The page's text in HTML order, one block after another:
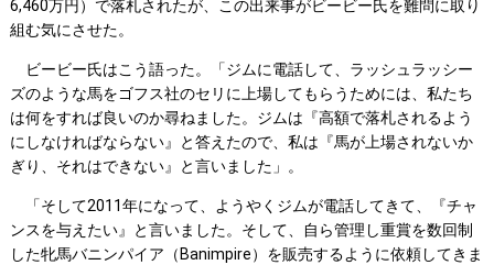
6,460万円）で落札されたが、この出来事がビービー氏を難問に取り
組む気にさせた。
ビービー氏はこう語った。「ジムに電話して、ラッシュラッシー
ズのような馬をゴフス社のセリに上場してもらうためには、私たち
は何をすれば良いのか尋ねました。ジムは『高額で落札されるよう
にしなければならない』と答えたので、私は『馬が上場されないか
ぎり、それはできない』と言いました」。
「そして2011年になって、ようやくジムが電話してきて、『チャ
ンスを与えたい』と言いました。そして、自ら管理し重賞を数回制
した牝馬バニンパイア（Banimpire）を販売するように依頼してきま